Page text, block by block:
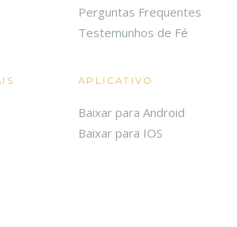
Perguntas Frequentes
Testemunhos de Fé
APLICATIVO
Baixar para Android
Baixar para IOS